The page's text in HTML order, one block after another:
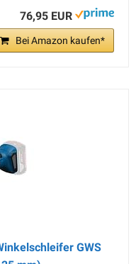
76,95 EUR
Bei Amazon kaufen*
GWS